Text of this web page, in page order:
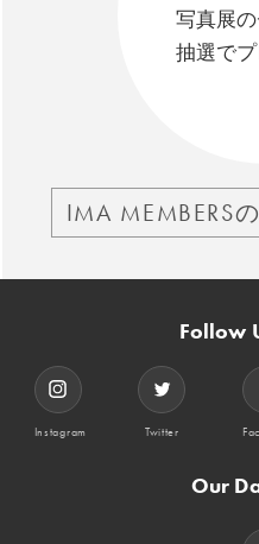
写真展
抽選でプ
IMA MEMBERS
Follow
Instagram Twitter
Our